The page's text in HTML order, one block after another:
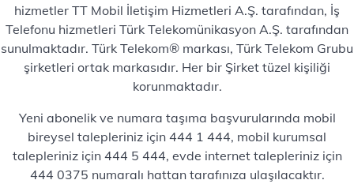
hizmetler TT Mobil İletişim Hizmetleri A.Ş. tarafından, İş
Telefonu hizmetleri Türk Telekomünikasyon A.Ş. tarafından
sunulmaktadır. Türk Telekom® markası, Türk Telekom Grubu
şirketleri ortak markasıdır. Her bir Şirket tüzel kişiliği
korunmaktadır.
Yeni abonelik ve numara taşıma başvurularında mobil
bireysel talepleriniz için 444 1 444, mobil kurumsal
talepleriniz için 444 5 444, evde internet talepleriniz için
444 0375 numaralı hattan tarafınıza ulaşılacaktır.